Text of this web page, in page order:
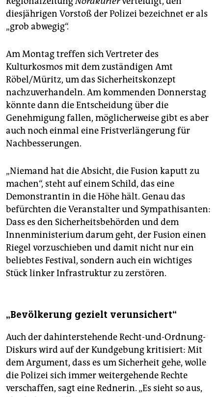
diesjährigen Vorstoß der Polizei bezeichnet er als
„grob abwegig“.
Am Montag treffen sich Vertreter des
Kulturkosmos mit dem zuständigen Amt
Röbel/Müritz, um das Sicherheitskonzept
nachzuverhandeln. Am kommenden Donnerstag
könnte dann die Entscheidung über die
Genehmigung fallen, möglicherweise gibt es aber
auch noch einmal eine Fristverlängerung für
Nachbesserungen.
„Niemand hat die Absicht, die Fusion kaputt zu
machen“, steht auf einem Schild, das eine
Demonstrantin in die Höhe hält. Genau das
befürchten die Veranstalter und Sympathisanten:
Dass es den Sicherheitsbehörden und dem
Innenministerium darum geht, der Fusion einen
Riegel vorzuschieben und damit nicht nur ein
beliebtes Festival, sondern auch ein wichtiges
Stück linker Infrastruktur zu zerstören.
„Bevölkerung gezielt verunsichert“
Auch der dahinterstehende Recht-und-Ordnung-
Diskurs wird auf der Kundgebung kritisiert: Mit
dem Argument, dass es um Sicherheit gehe, wolle
die Polizei sich immer weitergehende Rechte
verschaffen, sagt eine Rednerin. „Es sieht so aus,